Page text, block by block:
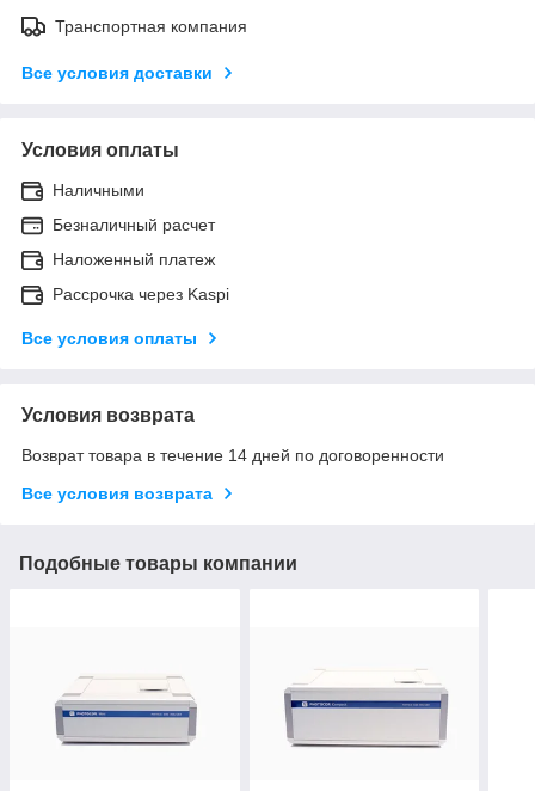
Транспортная компания
Все условия доставки
Условия оплаты
Наличными
Безналичный расчет
Наложенный платеж
Рассрочка через Kaspi
Все условия оплаты
Условия возврата
Возврат товара в течение 14 дней по договоренности
Все условия возврата
Подобные товары компании